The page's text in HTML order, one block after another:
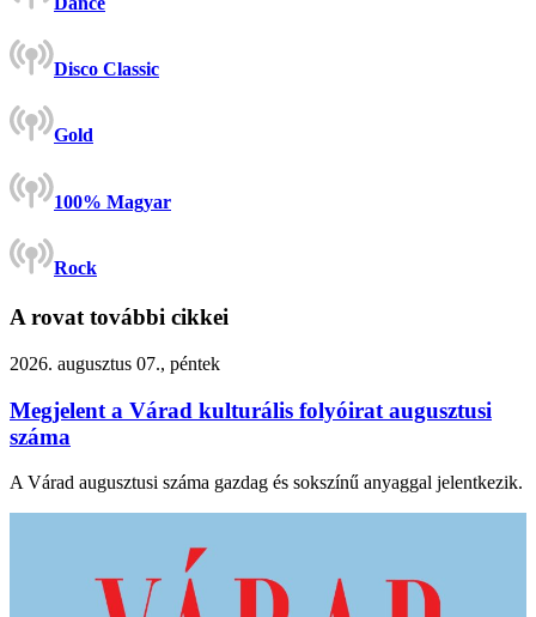
Disco Classic
Gold
100% Magyar
Rock
A rovat további cikkei
2026. augusztus 07., péntek
Megjelent a Várad kulturális folyóirat augusztusi
száma
A Várad augusztusi száma gazdag és sokszínű anyaggal jelentkezik.